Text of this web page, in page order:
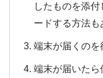
したものを添
ードする方法も
端末が届くのを
端末が届いたら